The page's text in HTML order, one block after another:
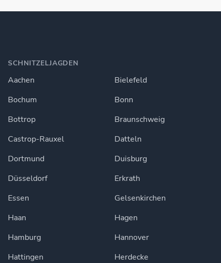
SCHNITZELJAGDEN
Aachen
Bielefeld
Bochum
Bonn
Bottrop
Braunschweig
Castrop-Rauxel
Datteln
Dortmund
Duisburg
Düsseldorf
Erkrath
Essen
Gelsenkirchen
Haan
Hagen
Hamburg
Hannover
Hattingen
Herdecke